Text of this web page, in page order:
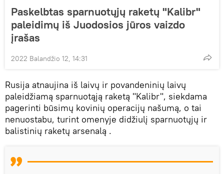
Paskelbtas sparnuotųjų raketų "Kalibr"
paleidimų iš Juodosios jūros vaizdo
įrašas
2022 Balandžio 12, 14:31
Rusija atnaujina iš laivų ir povandeninių laivų
paleidžiamą sparnuotąją raketą "Kalibr", siekdama
pagerinti būsimų kovinių operacijų našumą, o tai
nenuostabu, turint omenyje didžiulį sparnuotųjų ir
balistinių raketų arsenalą .